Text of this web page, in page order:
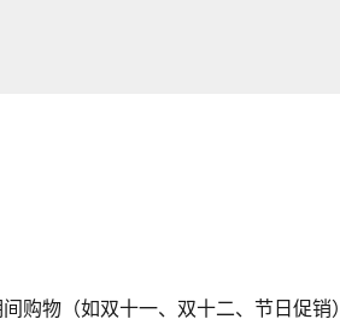
物（如双十一、双十二、节日促销）